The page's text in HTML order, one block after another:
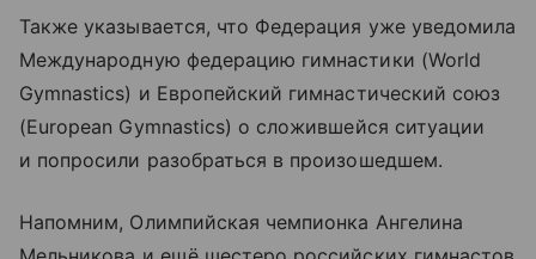
Также указывается, что Федерация уже уведомила
Международную федерацию гимнастики (World
Gymnastics) и Европейский гимнастический союз
(European Gymnastics) о сложившейся ситуации
и попросили разобраться в произошедшем.
Напомним, Олимпийская чемпионка Ангелина